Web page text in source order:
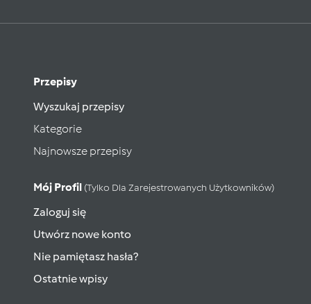
Przepisy
Wyszukaj przepisy
Kategorie
Najnowsze przepisy
Mój Profil (tylko Dla Zarejestrowanych Użytkowników)
Zaloguj się
Utwórz nowe konto
Nie pamiętasz hasła?
Ostatnie wpisy